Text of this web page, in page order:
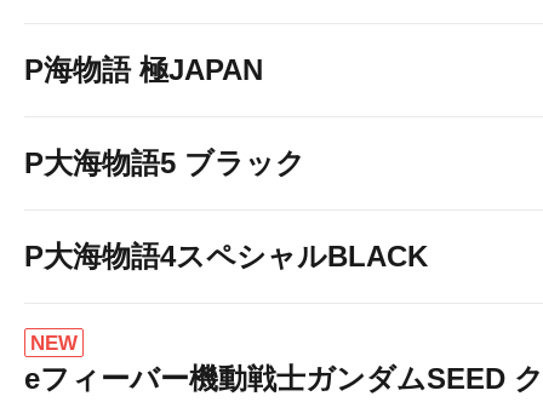
P海物語 極JAPAN
P大海物語5 ブラック
P大海物語4スペシャルBLACK
NEW
eフィーバー機動戦士ガンダムSEED ク